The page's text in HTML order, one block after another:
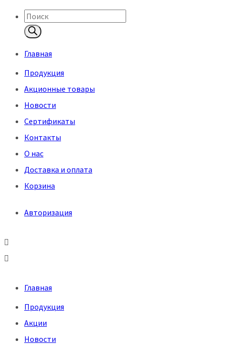
Поиск
товаров
Главная
Продукция
Акционные товары
Новости
Сертификаты
Контакты
О нас
Доставка и оплата
Корзина
Авторизация
Меню
Главная
Продукция
Акции
Новости